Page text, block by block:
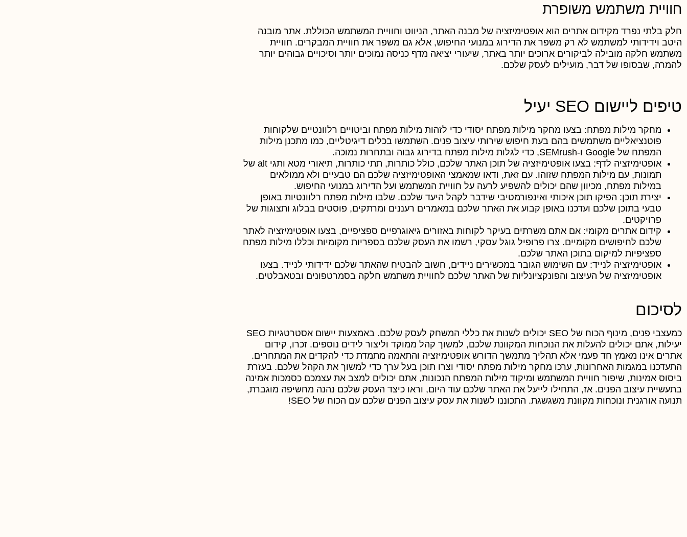
חוויית משתמש משופרת
חלק בלתי נפרד מקידום אתרים הוא אופטימיזציה של מבנה האתר, הניווט וחוויית המשתמש הכוללת. אתר מובנה
היטב וידידותי למשתמש לא רק משפר את הדירוג במנועי החיפוש, אלא גם משפר את חוויית המבקרים. חוויית
משתמש חלקה מובילה לביקורים ארוכים יותר באתר, שיעורי יציאה מדף כניסה נמוכים יותר וסיכויים גבוהים יותר
להמרה, שבסופו של דבר, מועילים לעסק שלכם.
טיפים ליישום SEO יעיל
מחקר מילות מפתח: בצעו מחקר מילות מפתח יסודי כדי לזהות מילות מפתח וביטויים רלוונטיים שלקוחות
פוטנציאליים משתמשים בהם בעת חיפוש שירותי עיצוב פנים. השתמשו בכלים דיגיטליים, כמו מתכנן מילות
המפתח של Google ו-SEMrush, כדי לגלות מילות מפתח בדירוג גבוה ובתחרות נמוכה.
אופטימיזציה לדף:
בצעו אופטימיזציה של תוכן האתר שלכם, כולל כותרות, תתי כותרות, תיאורי מטא ותגי alt של
תמונות, עם מילות המפתח שזוהו. עם זאת, ודאו שמאמצי האופטימיזציה שלכם הם טבעיים ולא ממולאים
במילות מפתח, מכיוון שהם יכולים להשפיע לרעה על חוויית המשתמש ועל הדירוג במנועי החיפוש.
יצירת תוכן: הפיקו תוכן איכותי ואינפורמטיבי שידבר לקהל היעד שלכם. שלבו מילות מפתח רלוונטיות באופן
טבעי בתוכן שלכם ועדכנו באופן קבוע את האתר שלכם במאמרים רעננים ומרתקים, פוסטים בבלוג ותצוגות של
פרויקטים.
קידום אתרים מקומי: אם אתם משרתים בעיקר לקוחות באזורים גיאוגרפיים ספציפיים, בצעו אופטימיזציה לאתר
שלכם לחיפושים מקומיים. צרו פרופיל גוגל עסקי, רשמו את העסק שלכם בספריות מקומיות וכללו מילות מפתח
ספציפיות למיקום בתוכן האתר שלכם.
אופטימיזציה לנייד: עם השימוש הגובר במכשירים ניידים, חשוב להבטיח שהאתר שלכם ידידותי לנייד. בצעו
אופטימיזציה של העיצוב והפונקציונליות של האתר שלכם לחוויית משתמש חלקה בסמרטפונים ובטאבלטים.
לסיכום
כמעצבי פנים, מינוף הכוח של SEO יכולים לשנות את כללי המשחק לעסק שלכם. באמצעות יישום אסטרטגיות SEO
יעילות, אתם יכולים להעלות את הנוכחות המקוונת שלכם, למשוך קהל ממוקד וליצור לידים נוספים. זכרו, קידום
אתרים אינו מאמץ חד פעמי אלא תהליך מתמשך הדורש אופטימיזציה והתאמה מתמדת כדי להקדים את המתחרים.
התעדכנו במגמות האחרונות, ערכו מחקר מילות מפתח יסודי וצרו תוכן בעל ערך כדי למשוך את הקהל שלכם. בעזרת
ביסוס אמינות, שיפור חוויית המשתמש ומיקוד מילות המפתח הנכונות, אתם יכולים למצב את עצמכם כסמכות אמינה
בתעשיית עיצוב הפנים. אז, התחילו לייעל את האתר שלכם עוד היום, וראו כיצד העסק שלכם נהנה מחשיפה מוגברת,
תנועה אורגנית ונוכחות מקוונת משגשגת. התכוננו לשנות את עסק עיצוב הפנים שלכם עם הכוח של SEO!